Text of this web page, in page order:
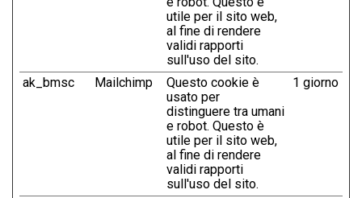
utile per il sito web,
al fine di rendere
validi rapporti
sull'uso del sito.
ak_bmsc Mailchimp
Questo cookie è
usato per
distinguere tra umani
e robot. Questo è
utile per il sito web,
al fine di rendere
validi rapporti
sull'uso del sito.
1 giorno